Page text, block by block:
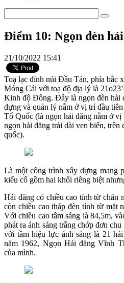
Điểm 10: Ngọn đèn
21/10/2022 15:41
Toạ lạc đỉnh núi Đầu Tán, phía bắc
Móng Cái với toạ độ địa lý là
Kinh độ Đông. Đây là ngọn đèn hải
dựng và quản lý nằm ở vị trí đầu
Tổ Quốc (là ngọn hải đăng nằm ở
ngọn hải đăng trải dài ven biển, trên
quốc).
Là một công trình xây dựng mang
kiểu cổ gồm hai khối riêng biệt
Hải đăng có chiều cao tính từ chân
còn chiều cao tháp đèn tính từ mặt
Với chiều cao tâm sáng là 84,5m,
phát ra ánh sáng trắng chớp đơn
với tầm hiệu lực ánh sáng là 21
năm 1962, Ngọn Hải đăng Vĩnh
của mình.